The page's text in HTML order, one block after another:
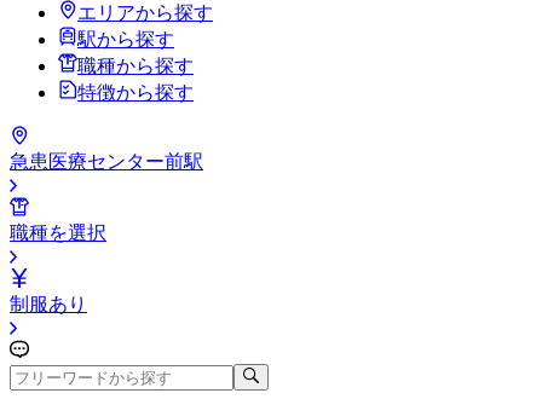
エリアから探す
駅から探す
職種から探す
特徴から探す
急患医療センター前駅
職種を選択
制服あり